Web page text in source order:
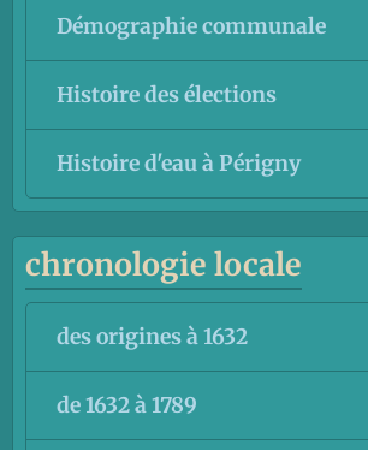
Démographie communale
Histoire des élections
Histoire d'eau à Périgny
chronologie locale
des origines à 1632
de 1632 à 1789